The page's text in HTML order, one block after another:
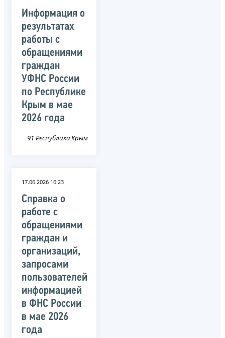
Информация о
результатах
работы с
обращениями
граждан
УФНС России
по Республике
Крым в мае
2026 года
91 Республика Крым
17.06.2026 16:23
Справка о
работе с
обращениями
граждан и
организаций,
запросами
пользователей
информацией
в ФНС России
в мае 2026
года